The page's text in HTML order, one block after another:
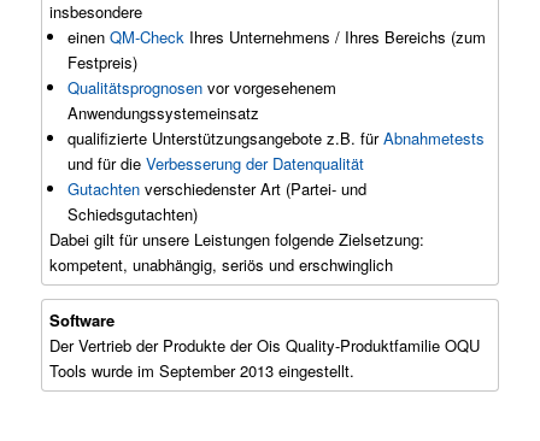
insbesondere
einen QM-CheckIhres Unternehmens / Ihres Bereichs (zum
Festpreis)
Qualitätsprognosenvor vorgesehenem
Anwendungssystemeinsatz
qualifizierte Unterstützungsangebote z.B. fürAbnahmetests
und für die Verbesserung der Datenqualität
Gutachtenverschiedenster Art (Partei- und
Schiedsgutachten)
Dabei gilt für unsere Leistungen folgende Zielsetzung:
kompetent, unabhängig, seriös und erschwinglich
Software
Der Vertrieb der Produkte der Ois Quality-Produktfamilie OQU
Tools wurde im September 2013 eingestellt.